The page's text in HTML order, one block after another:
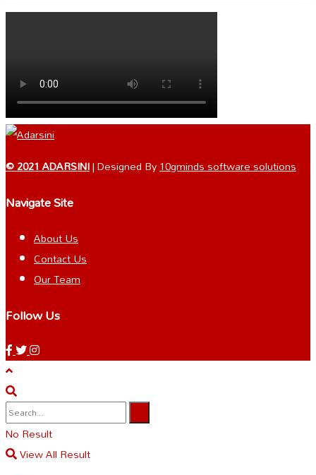
© 2021 ADARSINI| Designed By10gminds software solutions
Navigate Site
About Us
Contact Us
Our Team
Follow Us
No Result
View All Result